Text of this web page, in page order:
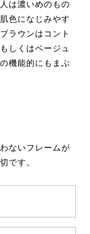
は濃いめのもの
色になじみやす
ラウンはコント
しくはベージュ
機能的にもまぶ
ないフレームが
です。